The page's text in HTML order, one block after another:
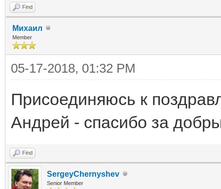
Find
Михаил
Member
05-17-2018, 01:32 PM
Присоединяюсь к
Андрей - спасибо за
Find
SergeyChernyshev
Senior Member